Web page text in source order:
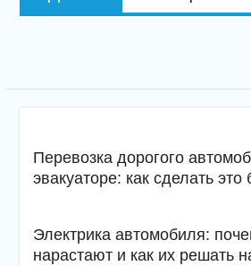
Перевозка дорогого
эвакуаторе: как сделать это
Электрика автомобиля:
нарастают и как их решать